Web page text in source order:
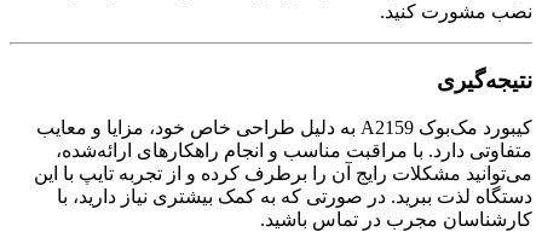
نصب مشورت کنید.
نتیجه‌گیری
کیبورد مک‌بوک A2159 به دلیل طراحی خاص خود، مزایا و معایب
متفاوتی دارد. با مراقبت مناسب و انجام راهکارهای ارائه‌شده،
می‌توانید مشکلات رایج آن را برطرف کرده و از تجربه تایپ با این
دستگاه لذت ببرید. در صورتی که به کمک بیشتری نیاز دارید، با
کارشناسان مجرب در تماس باشید.